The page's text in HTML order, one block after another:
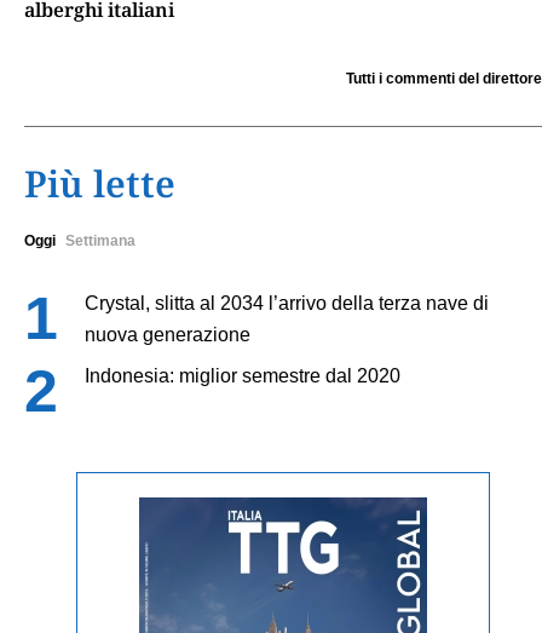
alberghi italiani
Tutti i commenti del direttore
Più lette
Oggi Settimana
Crystal, slitta al 2034 l’arrivo della terza nave di
nuova generazione
Indonesia: miglior semestre dal 2020